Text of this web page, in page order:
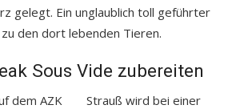
gelegt. Ein unglaublich toll geführter
den dort lebenden Tieren.
Sous Vide zubereiten
Strauß wird bei einer